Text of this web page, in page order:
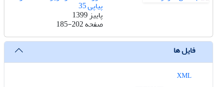
پیاپی 35
پاییز 1399
صفحه185-202
فایل ها